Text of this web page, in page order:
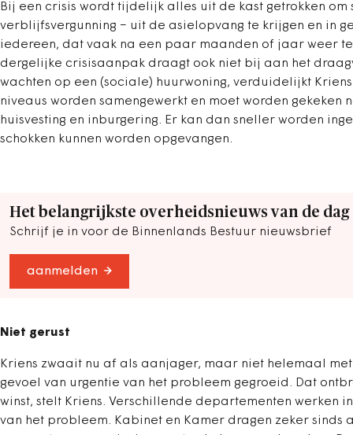
Bij een crisis wordt tijdelijk alles uit de kast getrokken
verblijfsvergunning − uit de asielopvang te krijgen en in
iedereen, dat vaak na een paar maanden of jaar weer
dergelijke crisisaanpak draagt ook niet bij aan het
wachten op een (sociale) huurwoning, verduidelijkt
niveaus worden samengewerkt en moet worden
huisvesting en inburgering. Er kan dan sneller worden
schokken kunnen worden opgevangen.
Het belangrijkste overheidsnieuws van de dag
Schrijf je in voor de Binnenlands Bestuur nieuwsbrief
aanmelden
Niet gerust
Kriens zwaait nu af als aanjager, maar niet helemaal met
gevoel van urgentie van het probleem gegroeid. Dat
winst, stelt Kriens. Verschillende departementen werken
van het probleem. Kabinet en Kamer dragen zeker sinds